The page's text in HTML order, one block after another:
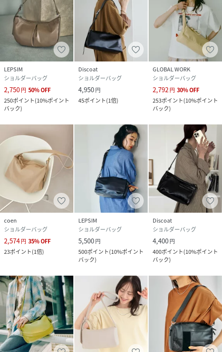
LEPSIM
ショルダーバッグ
2,750円 50%OFF
250ポイント(10%ポイント
バック)
Discoat
ショルダーバッグ
4,950円
45ポイント(1倍)
GLOBAL WORK
ショルダーバッグ
2,792円 30%OFF
253ポイント(10%ポイント
バック)
coen
ショルダーバッグ
2,574円 35%OFF
23ポイント(1倍)
LEPSIM
ショルダーバッグ
5,500円
500ポイント(10%ポイント
バック)
Discoat
ショルダーバッグ
4,400円
400ポイント(10%ポイント
バック)